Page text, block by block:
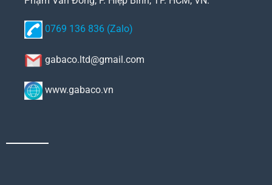
0769 136 836 (Zalo)
gabaco.ltd@gmail.com
www.gabaco.vn